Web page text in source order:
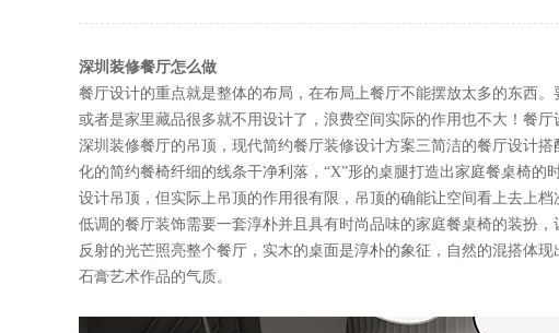
深圳装修餐厅怎么做
餐厅设计的重点就是整体的布局，在布局上餐厅不能摆放太多的东西。
或者是家里藏品很多就不用设计了，浪费空间实际的作用也不大！餐厅
深圳装修餐厅的吊顶，现代简约餐厅装修设计方案三简洁的餐厅设计
化的简约餐椅纤细的线条干净利落，“X”形的桌腿打造出家庭餐桌椅的时
设计吊顶，但实际上吊顶的作用很有限，吊顶的确能让空间看上去上
低调的餐厅装饰需要一套淳朴并且具有时尚品味的家庭餐桌椅的装扮，让
反射的光芒照亮整个餐厅，实木的桌面是淳朴的象征，自然的混搭
石膏艺术作品的气质。